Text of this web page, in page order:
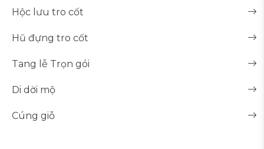
Hộc lưu tro cốt
Hũ đựng tro cốt
Tang lễ Trọn gói
Di dời mộ
Cúng giỗ